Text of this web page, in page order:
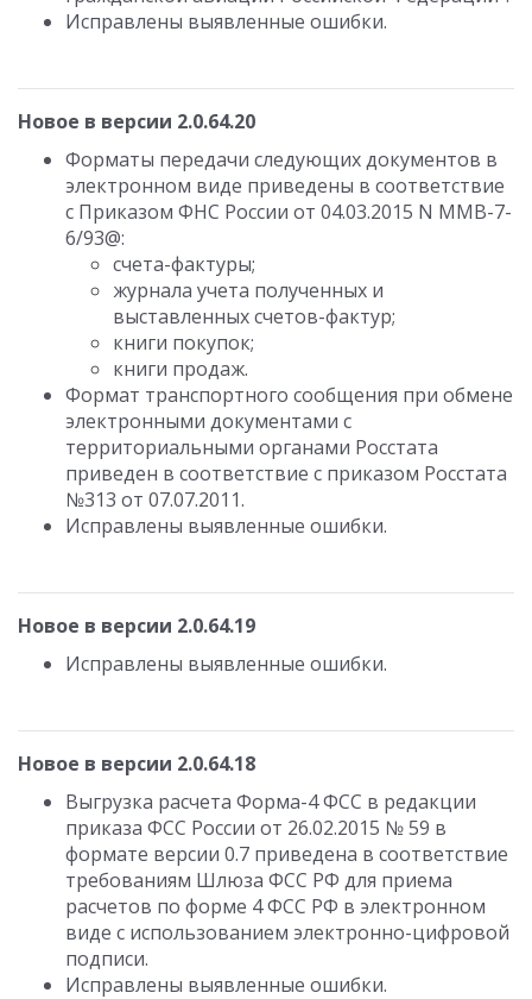
Исправлены выявленные ошибки.
Новое в версии 2.0.64.20
Форматы передачи следующих документов в
электронном виде приведены в соответствие
с Приказом ФНС России от 04.03.2015 N ММВ-7-
6/93@:
счета-фактуры;
журнала учета полученных и
выставленных счетов-фактур;
книги покупок;
книги продаж.
Формат транспортного сообщения при обмене
электронными документами с
территориальными органами Росстата
приведен в соответствие с приказом Росстата
№313 от 07.07.2011.
Исправлены выявленные ошибки.
Новое в версии 2.0.64.19
Исправлены выявленные ошибки.
Новое в версии 2.0.64.18
Выгрузка расчета Форма-4 ФСС в редакции
приказа ФСС России от 26.02.2015 № 59 в
формате версии 0.7 приведена в соответствие
требованиям Шлюза ФСС РФ для приема
расчетов по форме 4 ФСС РФ в электронном
виде с использованием электронно-цифровой
подписи.
Исправлены выявленные ошибки.